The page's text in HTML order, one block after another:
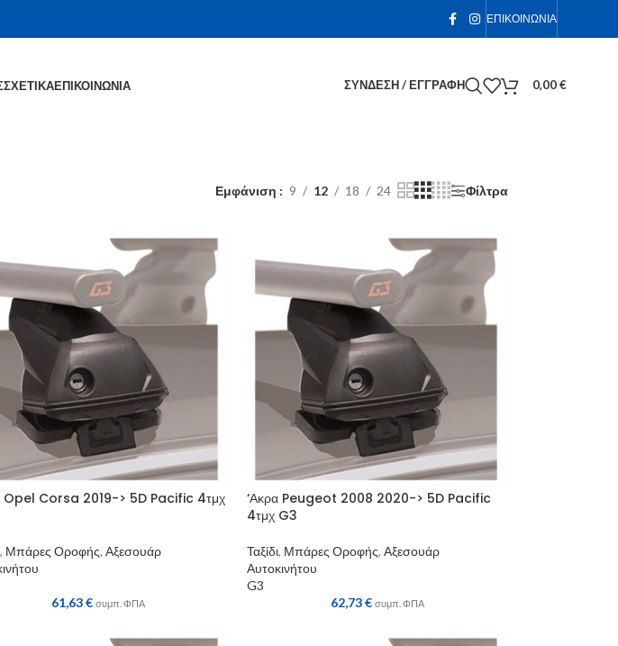
ΕΠΙΚΟΙΝΩΝΊΑ
ΣΧΕΤΙΚΆΕΠΙΚΟΙΝΩΝΊΑ ΣΎΝΔΕΣΗ / ΕΓΓΡΑΦΉ 0,00€
Εμφάνιση 9 12 18 24 Φίλτρα
Opel Corsa 2019-> 5D Pacific 4τμχ
, Μπάρες Οροφής, Αξεσουάρ
61,63€ συμπ. ΦΠΑ
‘Ακρα Peugeot 2008 2020-> 5D Pacific
4τμχ G3
Ταξίδι, Μπάρες Οροφής, Αξεσουάρ
Αυτοκινήτου
G3
62,73€ συμπ. ΦΠΑ